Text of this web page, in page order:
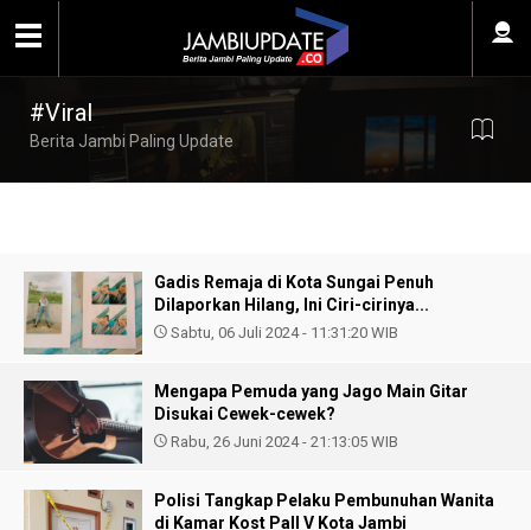
#Viral
Berita Jambi Paling Update
Gadis Remaja di Kota Sungai Penuh
Dilaporkan Hilang, Ini Ciri-cirinya...
Sabtu, 06 Juli 2024 - 11:31:20 WIB
Mengapa Pemuda yang Jago Main Gitar
Disukai Cewek-cewek?
Rabu, 26 Juni 2024 - 21:13:05 WIB
Polisi Tangkap Pelaku Pembunuhan Wanita
di Kamar Kost Pall V Kota Jambi